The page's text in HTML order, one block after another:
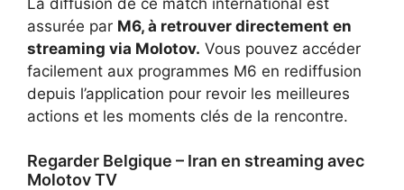
La diffusion de ce match international est
assurée par M6, à retrouver directement en
streaming via Molotov. Vous pouvez accéder
facilement aux programmes M6 en rediffusion
depuis l’application pour revoir les meilleures
actions et les moments clés de la rencontre.
Regarder Belgique – Iran en streaming avec
Molotov TV